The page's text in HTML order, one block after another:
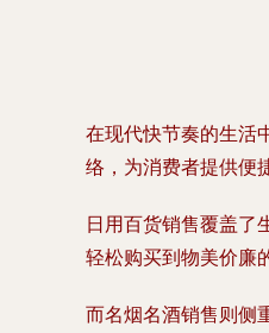
在现代快节奏的生活
络，为消费者提供便
日用百货销售覆盖了
轻松购买到物美价廉
而名烟名酒销售则侧